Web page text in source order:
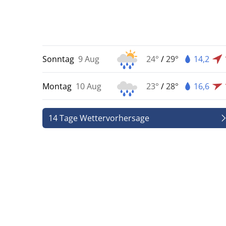
Sonntag 9 Aug 24° /29° 14,2
Montag 10 Aug 23° /28° 16,6
14 Tage Wettervorhersage